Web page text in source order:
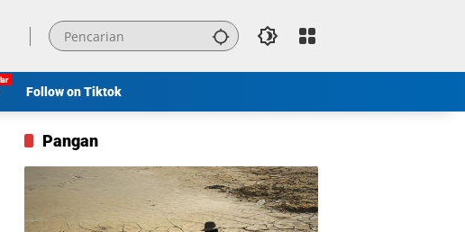
Follow on Tiktok
Pangan